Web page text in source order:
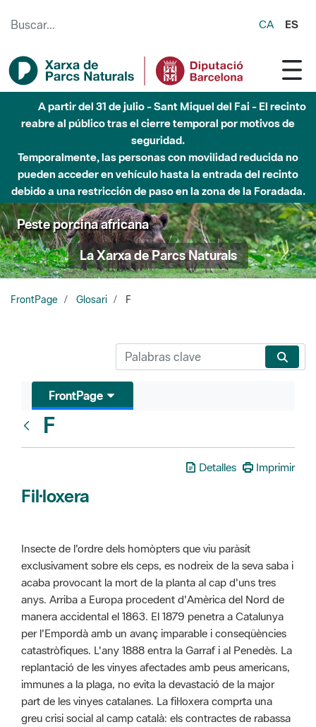
CA ES
A partir del 31 de julio - Sant Miquel del Fai - El recinto
reabre al público tras el cierre temporal por motivos de
seguridad.
Temporalmente, las personas con movilidad reducida no
pueden acceder en vehículo hasta la entrada del recinto
debido a una restricción de paso en la zona de la Foradada.
Peste porcina africana
La Xarxa de Parcs Naturals
FrontPage Glosari F
FrontPage
F
Detalles Imprimir
Fil·loxera
Insecte de l'ordre dels homòpters que viu paràsit
exclusivament sobre els ceps, es nodreix de la seva saba i
acaba provocant la mort de la planta al cap d'uns tres
anys. Arriba a Europa procedent d'Amèrica del Nord de
manera accidental el 1863. El 1879 penetra a Catalunya
per l'Empordà amb un avanç imparable i conseqüències
catastròfiques. L'any 1888 entra la Garraf i al Penedès. La
replantació de les vinyes afectades amb peus americans,
immunes a la plaga, no evita la devastació de la major
part de les vinyes catalanes. La fil·loxera comprta una
greu crisi social al camp català: els contractes de rabassa